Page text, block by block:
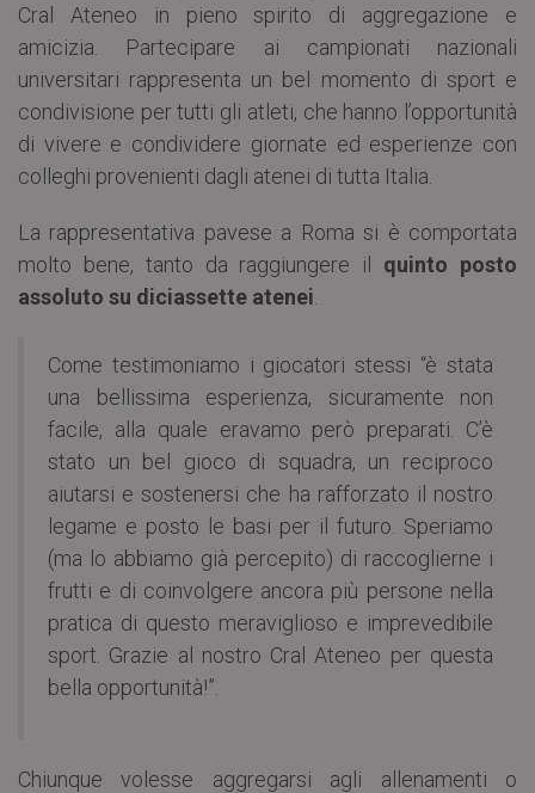
Cral Ateneo in pieno spirito di aggregazione e
amicizia. Partecipare ai campionati nazionali
universitari rappresenta un bel momento di sport e
condivisione per tutti gli atleti, che hanno l’opportunità
di vivere e condividere giornate ed esperienze con
colleghi provenienti dagli atenei di tutta Italia.
La rappresentativa pavese a Roma si è comportata
molto bene, tanto da raggiungere il quinto posto
assoluto su diciassette atenei
Come testimoniamo i giocatori stessi “è stata
una bellissima esperienza, sicuramente non
facile, alla quale eravamo però preparati. C’è
stato un bel gioco di squadra, un reciproco
aiutarsi e sostenersi che ha rafforzato il nostro
legame e posto le basi per il futuro. Speriamo
(ma lo abbiamo già percepito) di raccoglierne i
frutti e di coinvolgere ancora più persone nella
pratica di questo meraviglioso e imprevedibile
sport. Grazie al nostro Cral Ateneo per questa
bella opportunità!”.
Chiunque volesse aggregarsi agli allenamenti o